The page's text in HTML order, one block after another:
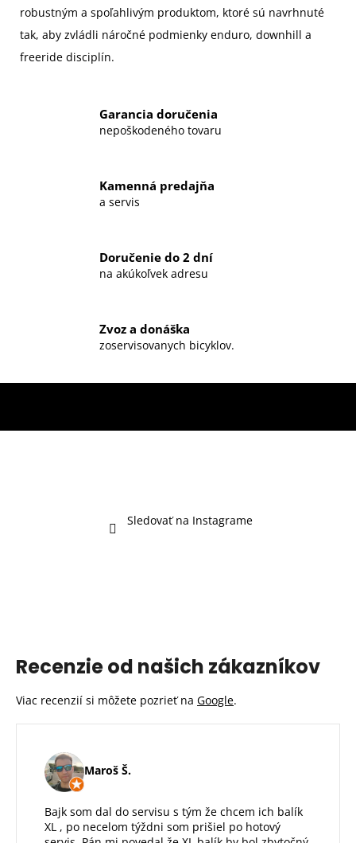
robustným a spoľahlivým produktom, ktoré sú navrhnuté
tak, aby zvládli náročné podmienky enduro, downhill a
freeride disciplín.
Garancia doručenia
nepoškodeného tovaru
Kamenná predajňa
a servis
Doručenie do 2 dní
na akúkoľvek adresu
Zvoz a donáška
zoservisovanych bicyklov.
Sledovať na Instagrame
Recenzie od našich zákazníkov
Viac recenzií si môžete pozrieť na Google.
Maroš Š.
Bajk som dal do servisu s tým že chcem ich balík
XL , po necelom týždni som prišiel po hotový